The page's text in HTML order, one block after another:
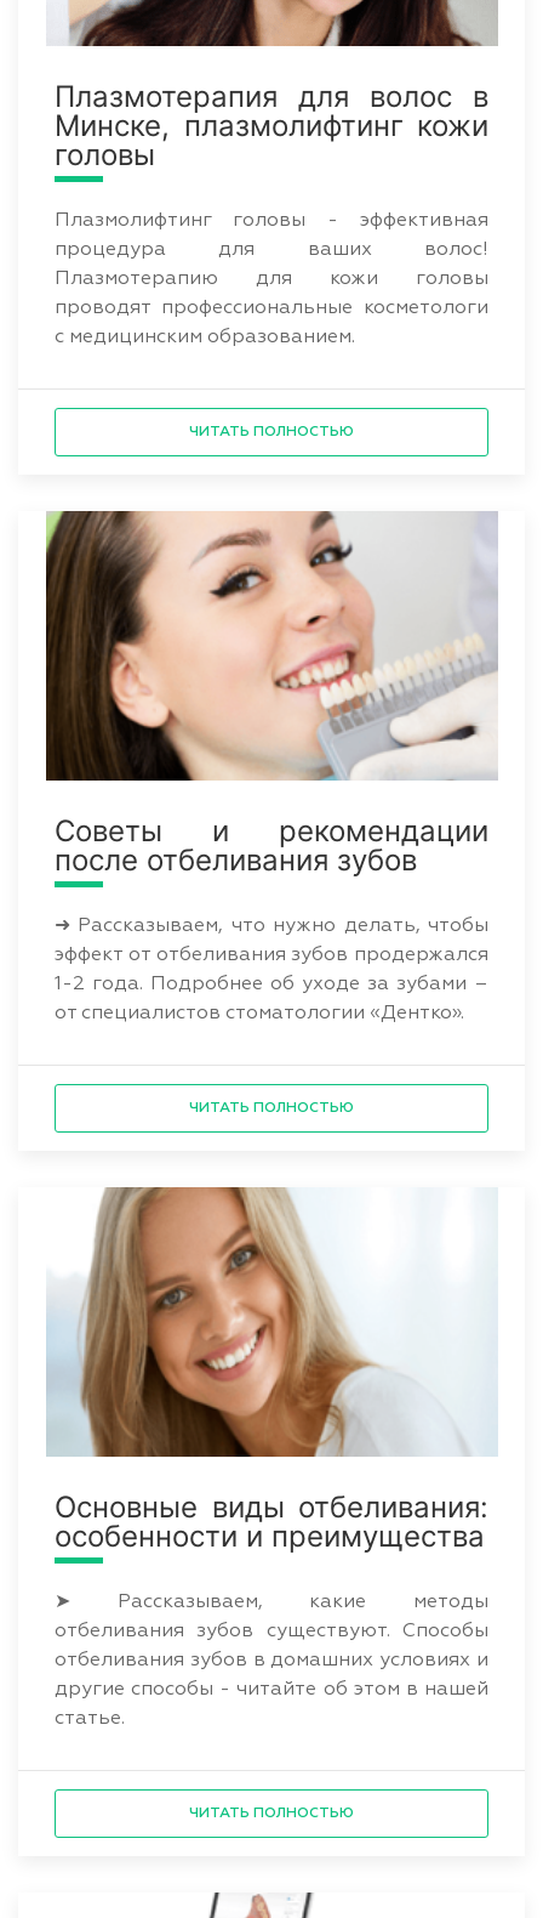
Плазмотерапия для волос в
Минске, плазмолифтинг кожи
головы
Плазмолифтинг головы - эффективная
процедура для ваших волос!
Плазмотерапию для кожи головы
проводят профессиональные косметологи
с медицинским образованием.
ЧИТАТЬ ПОЛНОСТЬЮ
Советы и рекомендации
после отбеливания зубов
➜ Рассказываем, что нужно делать, чтобы
эффект от отбеливания зубов продержался
1-2 года. Подробнее об уходе за зубами –
от специалистов стоматологии «Дентко».
ЧИТАТЬ ПОЛНОСТЬЮ
Основные виды отбеливания:
особенности и преимущества
➤ Рассказываем, какие методы
отбеливания зубов существуют. Способы
отбеливания зубов в домашних условиях и
другие способы - читайте об этом в нашей
статье.
ЧИТАТЬ ПОЛНОСТЬЮ